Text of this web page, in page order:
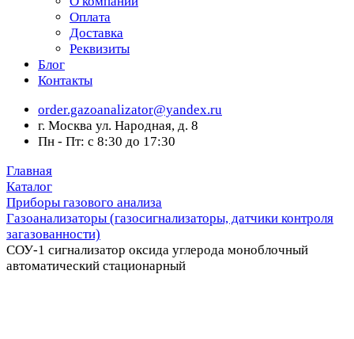
Оплата
Доставка
Реквизиты
Блог
Контакты
order.gazoanalizator@yandex.ru
г. Москва ул. Народная, д. 8
Пн - Пт: с 8:30 до 17:30
Главная
Каталог
Приборы газового анализа
Газоанализаторы (газосигнализаторы, датчики контроля
загазованности)
СОУ-1 сигнализатор оксида углерода моноблочный
автоматический стационарный